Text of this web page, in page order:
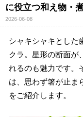
に役立つ和え物・
2026-06-08
シャキシャキとした
クラ。星形の断面が
れるのも魅力です。
は、思わず箸が止ま
をご紹介します。